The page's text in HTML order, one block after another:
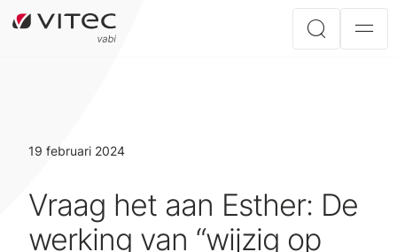
19 februari 2024
Vraag het aan Esther: De
werking van “wijzig op